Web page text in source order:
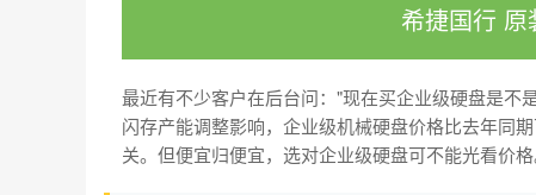
希捷国行
最近有不少客户在后台问："现在买企业级硬盘是不
闪存产能调整影响，企业级机械硬盘价格比去年同
关。但便宜归便宜，选对企业级硬盘可不能光看价格